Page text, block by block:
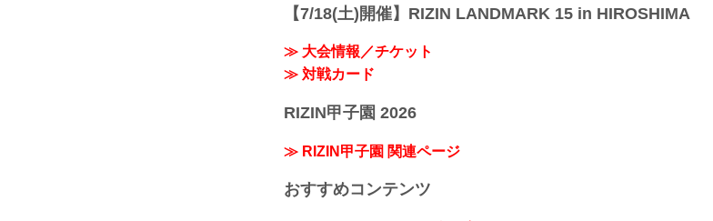
【7/18(土)開催】RIZIN LANDMARK 15 in HIROSHIMA
≫ 大会情報／チケット
≫ 対戦カード
RIZIN甲子園 2026
≫ RIZIN甲子園 関連ページ
おすすめコンテンツ